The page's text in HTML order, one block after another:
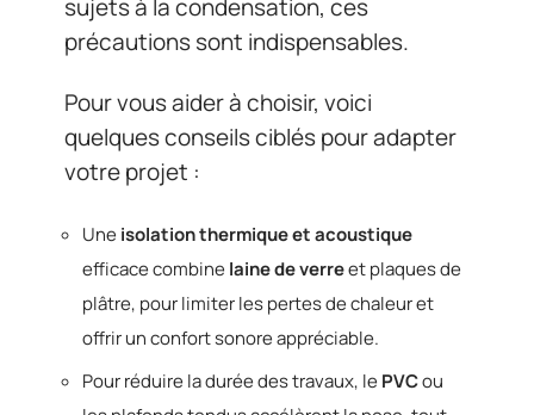
sujets à la condensation, ces
précautions sont indispensables.
Pour vous aider à choisir, voici
quelques conseils ciblés pour adapter
votre projet :
Uneisolation thermique et acoustique
efficace combinelaine de verreet plaques de
plâtre, pour limiter les pertes de chaleur et
offrir un confort sonore appréciable.
Pour réduire la durée des travaux, lePVCou